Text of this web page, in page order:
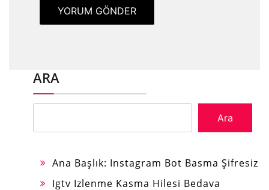
ARA
Ara
Ana Başlık: Instagram Bot Basma Şifresiz
Igtv Izlenme Kasma Hilesi Bedava